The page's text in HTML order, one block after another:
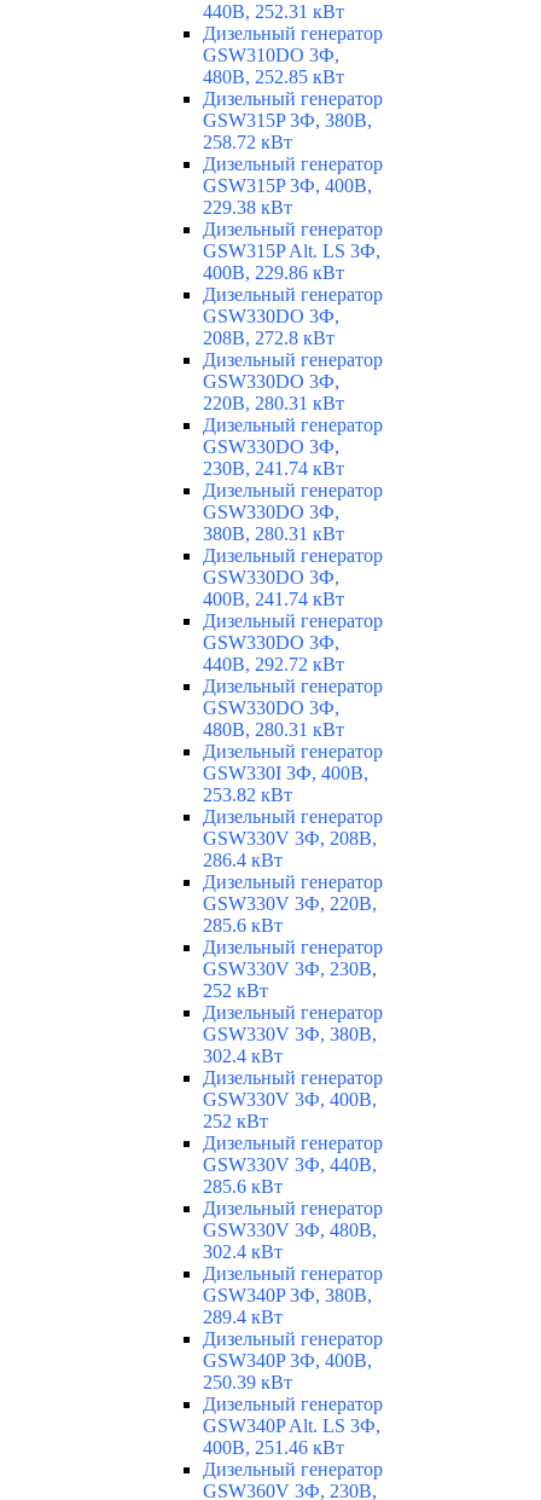
440В, 252.31 кВт
Дизельный генератор
GSW310DO 3Ф,
480В, 252.85 кВт
Дизельный генератор
GSW315P 3Ф, 380В,
258.72 кВт
Дизельный генератор
GSW315P 3Ф, 400В,
229.38 кВт
Дизельный генератор
GSW315P Alt. LS 3Ф,
400В, 229.86 кВт
Дизельный генератор
GSW330DO 3Ф,
208В, 272.8 кВт
Дизельный генератор
GSW330DO 3Ф,
220В, 280.31 кВт
Дизельный генератор
GSW330DO 3Ф,
230В, 241.74 кВт
Дизельный генератор
GSW330DO 3Ф,
380В, 280.31 кВт
Дизельный генератор
GSW330DO 3Ф,
400В, 241.74 кВт
Дизельный генератор
GSW330DO 3Ф,
440В, 292.72 кВт
Дизельный генератор
GSW330DO 3Ф,
480В, 280.31 кВт
Дизельный генератор
GSW330I 3Ф, 400В,
253.82 кВт
Дизельный генератор
GSW330V 3Ф, 208В,
286.4 кВт
Дизельный генератор
GSW330V 3Ф, 220В,
285.6 кВт
Дизельный генератор
GSW330V 3Ф, 230В,
252 кВт
Дизельный генератор
GSW330V 3Ф, 380В,
302.4 кВт
Дизельный генератор
GSW330V 3Ф, 400В,
252 кВт
Дизельный генератор
GSW330V 3Ф, 440В,
285.6 кВт
Дизельный генератор
GSW330V 3Ф, 480В,
302.4 кВт
Дизельный генератор
GSW340P 3Ф, 380В,
289.4 кВт
Дизельный генератор
GSW340P 3Ф, 400В,
250.39 кВт
Дизельный генератор
GSW340P Alt. LS 3Ф,
400В, 251.46 кВт
Дизельный генератор
GSW360V 3Ф, 230В,